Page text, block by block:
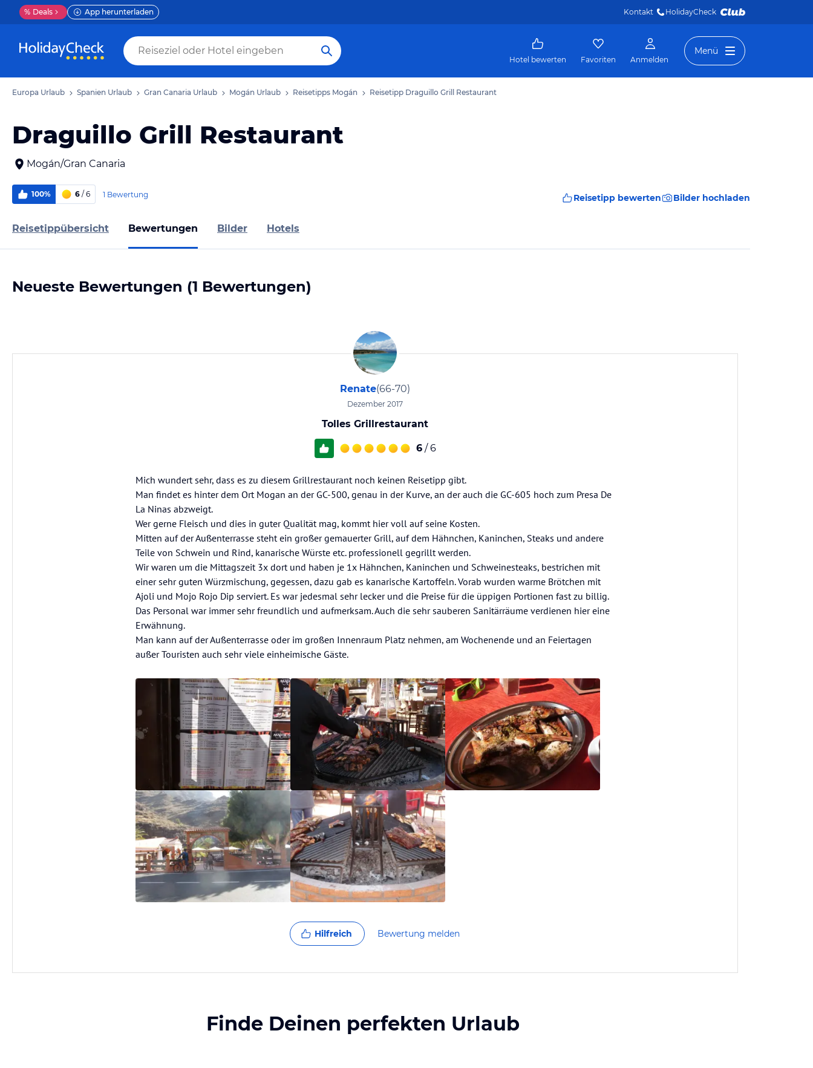
% Deals App herunterladen Kontakt HolidayCheck
Hotel bewerten Favoriten Anmelden
Menü
Europa Urlaub Spanien Urlaub Gran Canaria Urlaub Mogán Urlaub Reisetipps Mogán Reisetipp Draguillo Grill Restaurant
Draguillo Grill Restaurant
Mogán/Gran Canaria
100% 6 / 6 1 Bewertung Reisetipp bewerten Bilder hochladen
Reisetippübersicht Bewertungen Bilder Hotels
Neueste Bewertungen (1 Bewertungen)
Renate(66-70)
Dezember 2017
Tolles Grillrestaurant
6 / 6
Mich wundert sehr, dass es zu diesem Grillrestaurant noch keinen Reisetipp gibt.
Man findet es hinter dem Ort Mogan an der GC-500, genau in der Kurve, an der auch die GC-605 hoch zum Presa De
La Ninas abzweigt.
Wer gerne Fleisch und dies in guter Qualität mag, kommt hier voll auf seine Kosten.
Mitten auf der Außenterrasse steht ein großer gemauerter Grill, auf dem Hähnchen, Kaninchen, Steaks und andere
Teile von Schwein und Rind, kanarische Würste etc. professionell gegrillt werden.
Wir waren um die Mittagszeit 3x dort und haben je 1x Hähnchen, Kaninchen und Schweinesteaks, bestrichen mit
einer sehr guten Würzmischung, gegessen, dazu gab es kanarische Kartoffeln. Vorab wurden warme Brötchen mit
Ajoli und Mojo Rojo Dip serviert. Es war jedesmal sehr lecker und die Preise für die üppigen Portionen fast zu billig.
Das Personal war immer sehr freundlich und aufmerksam. Auch die sehr sauberen Sanitärräume verdienen hier eine
Erwähnung.
Man kann auf der Außenterrasse oder im großen Innenraum Platz nehmen, am Wochenende und an Feiertagen
außer Touristen auch sehr viele einheimische Gäste.
Hilfreich Bewertung melden
Finde Deinen perfekten Urlaub